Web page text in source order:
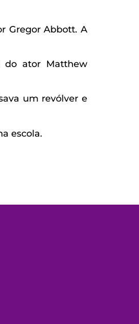
Gregor Abbott. A
do ator Matthew
um revólver e
escola.